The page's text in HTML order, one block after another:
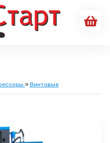
» Винтовые